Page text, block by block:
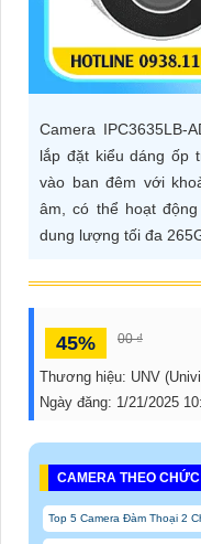
VẤN
DỊCH
VỤ
Camera IPC3635LB-
lắp đặt kiểu dáng ốp
vào ban đêm với
âm, có thể hoạt
dung lượng tối đa
45% 00 ₫
Thương hiệu: UNV
Ngày đăng: 1/21/2025
CAMERA THEO
Top 5 Camera Đàm Thoại 2